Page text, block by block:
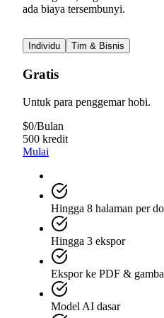
ada biaya tersembunyi.
Individu Tim & Bisnis
Gratis
Untuk para penggemar hobi.
$0/Bulan
500 kredit
Mulai
Hingga 8 halaman per
Hingga 3 ekspor
Ekspor ke PDF &
Model AI dasar